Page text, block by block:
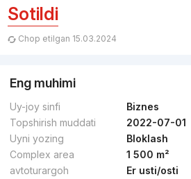
Topshirildi
3-xonali kvartira, 75 m²
Sotildi
Chop etilgan 15.03.2024
Eng muhimi
Uy-joy sinfi
Biznes
Topshirish muddati
2022-07-01
Uyni yozing
Bloklash
Complex area
1 500 m²
avtoturargoh
Er usti/osti